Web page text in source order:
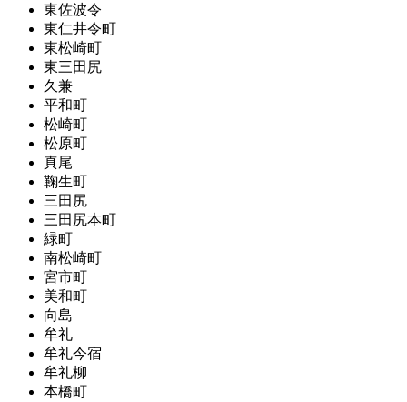
東佐波令
東仁井令町
東松崎町
東三田尻
久兼
平和町
松崎町
松原町
真尾
鞠生町
三田尻
三田尻本町
緑町
南松崎町
宮市町
美和町
向島
牟礼
牟礼今宿
牟礼柳
本橋町